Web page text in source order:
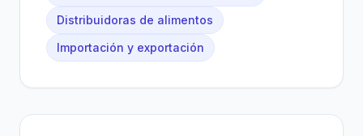
Distribuidoras de alimentos
Importación y exportación